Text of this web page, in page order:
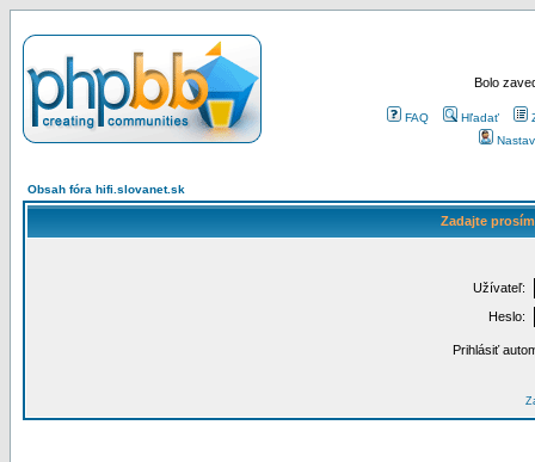
Bolo
FAQ Hľadať
Obsah fóra hifi.slovanet.sk
Zadajte
Užívateľ:
Heslo:
Prihlásiť